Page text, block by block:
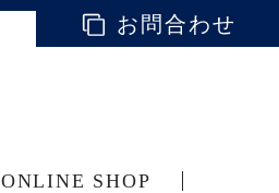
お問合わせ
ONLINE SHOP